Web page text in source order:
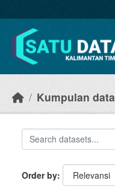
Kumpulan data
Order by